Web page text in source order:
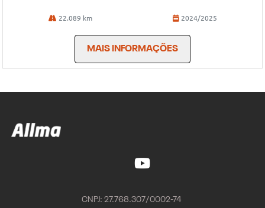
22.089 km 2024/2025
MAIS INFORMAÇÕES
CNPJ: 27.768.307/0002-74